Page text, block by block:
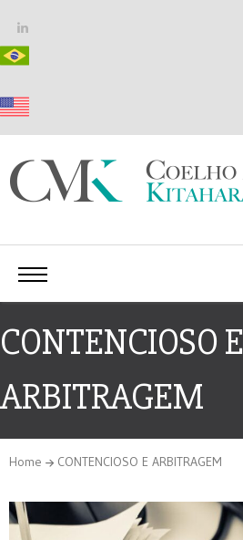
CONTENCIOSO E
ARBITRAGEM
Home CONTENCIOSO E ARBITRAGEM